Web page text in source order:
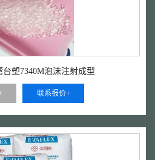
塑7340M泡沫注射成型
联系报价+